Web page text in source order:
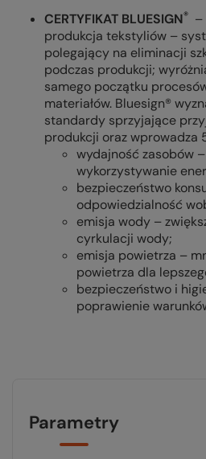
CERTYFIKAT BLUESIGN® –
produkcja tekstyliów –
polegający na eliminacji
podczas produkcji;
samego początku
materiałów. Bluesign®
standardy sprzyjające
produkcji oraz wprowadza
wydajność zasobów
wykorzystywanie
bezpieczeństwo
odpowiedzialność
emisja wody –
cyrkulacji wody;
emisja powietrza –
powietrza dla
bezpieczeństwo i
poprawienie
Parametry